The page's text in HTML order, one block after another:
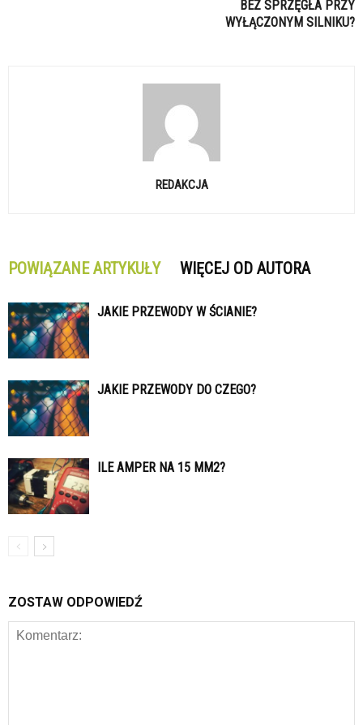
BEZ SPRZĘGŁA PRZY
WYŁĄCZONYM SILNIKU?
REDAKCJA
POWIĄZANE ARTYKUŁY WIĘCEJ OD AUTORA
JAKIE PRZEWODY W ŚCIANIE?
JAKIE PRZEWODY DO CZEGO?
ILE AMPER NA 15 MM2?
ZOSTAW ODPOWIEDŹ